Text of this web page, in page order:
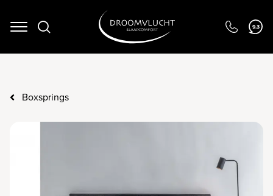
Navigation 9.3
Boxsprings